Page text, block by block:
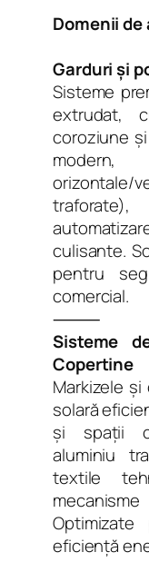
Domenii
Garduri și
Sisteme
extrudat,
coroziune
modern,
orizontale/
culisante.
pentru
comercial.
⸻
Sisteme
Copertine
Markizele
solară
și spații
aluminiu
textile
eficiență